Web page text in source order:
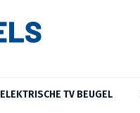
ELEKTRISCHE TV BEUGEL